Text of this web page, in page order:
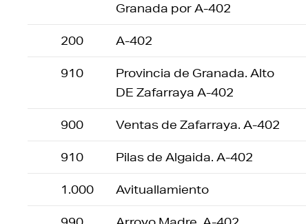
Granada por A-402
200 A-402
910
Provincia de Granada. Alto
DE Zafarraya A-402
900 Ventas de Zafarraya. A-402
910 Pilas de Algaida. A-402
1.000 Avituallamiento